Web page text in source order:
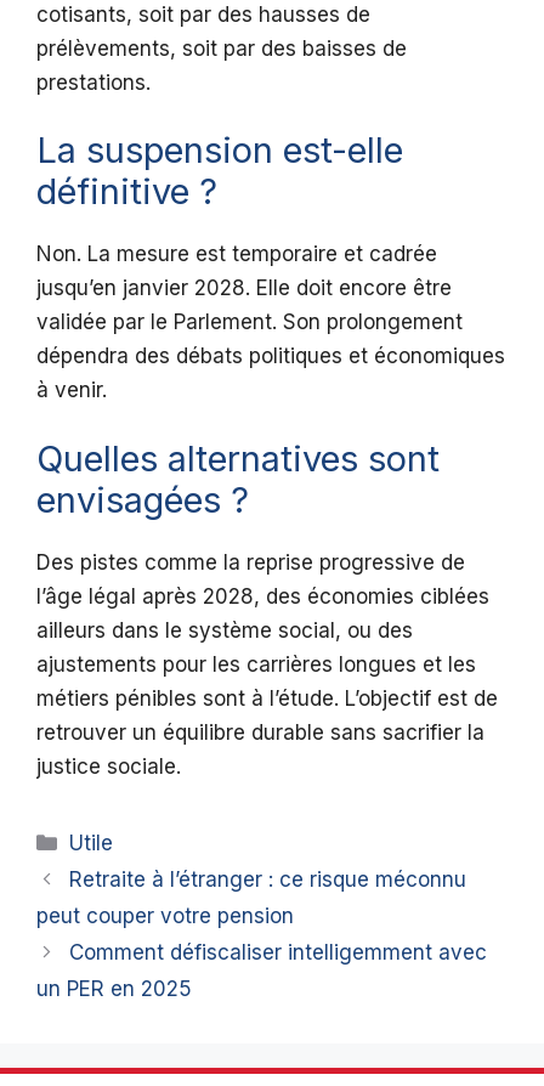
cotisants, soit par des hausses de
prélèvements, soit par des baisses de
prestations.
La suspension est-elle
définitive ?
Non. La mesure est temporaire et cadrée
jusqu’en janvier 2028. Elle doit encore être
validée par le Parlement. Son prolongement
dépendra des débats politiques et économiques
à venir.
Quelles alternatives sont
envisagées ?
Des pistes comme la reprise progressive de
l’âge légal après 2028, des économies ciblées
ailleurs dans le système social, ou des
ajustements pour les carrières longues et les
métiers pénibles sont à l’étude. L’objectif est de
retrouver un équilibre durable sans sacrifier la
justice sociale.
Catégories
Utile
Retraite à l’étranger : ce risque méconnu
peut couper votre pension
Comment défiscaliser intelligemment avec
un PER en 2025